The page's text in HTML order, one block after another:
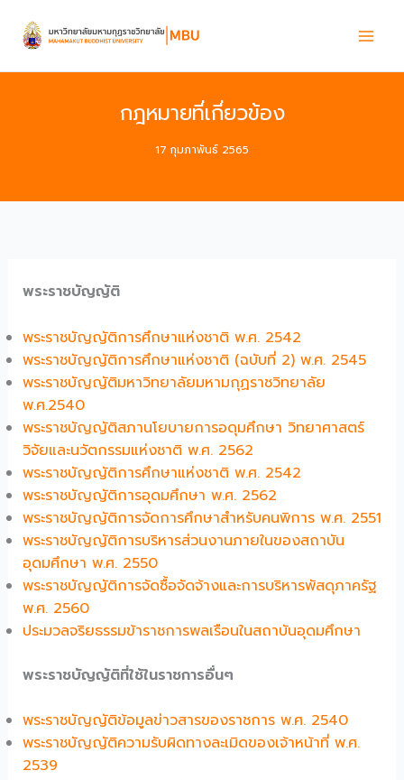
content
กฎหมายที่เกี่ยวข้อง
17 กุมภาพันธ์ 2565
พระราชบัญญัติ
พระราชบัญญัติการศึกษาแห่งชาติ พ.ศ. 2542
พระราชบัญญัติการศึกษาแห่งชาติ (ฉบับที่ 2) พ.ศ. 2545
พระราชบัญญัติมหาวิทยาลัยมหามกุฏราชวิทยาลัย
พ.ศ.2540
พระราชบัญญัติสภานโยบายการอดุมศึกษา วิทยาศาสตร์
วิจัยและนวัตกรรมแห่งชาติ พ.ศ. 2562
พระราชบัญญัติการศึกษาแห่งชาติ พ.ศ. 2542
พระราชบัญญัติการอุดมศึกษา พ.ศ. 2562
พระราชบัญญัติการจัดการศึกษาสำหรับคนพิการ พ.ศ. 2551
พระราชบัญญัติการบริหารส่วนงานภายในของสถาบัน
อุดมศึกษา พ.ศ. 2550
พระราชบัญญัติการจัดซื้อจัดจ้างและการบริหารพัสดุภาครัฐ
พ.ศ. 2560
ประมวลจริยธรรมข้าราชการพลเรือนในสถาบันอุดมศึกษา
พระราชบัญญัติที่ใช้ในราชการอื่นๆ
พระราชบัญญัติข้อมูลข่าวสารของราชการ พ.ศ. 2540
พระราชบัญญัติความรับผิดทางละเมิดของเจ้าหน้าที่ พ.ศ.
2539